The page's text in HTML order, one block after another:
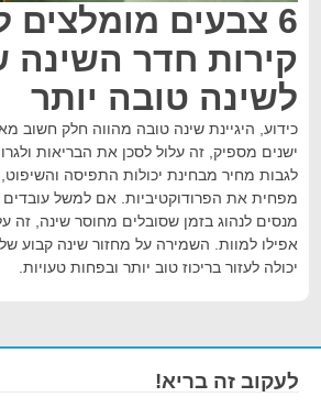
6 צבעים מומלצים
קירות חדר השינה
לשינה טובה יותר
כידוע, היגיינת שינה טובה מהווה חלק חשוב
ישנים מספיק, זה עלול לסכן את הבריאות
לגבות מחיר מבחינת יכולות התפיסה
מפחית את הפרודוקטיביות. אם למשל עובדים
מנסים לנהוג בזמן שסובלים מחוסר שינה, זה
יכולה לעזור בריכוז טוב יותר ובפחות טעויות.
לעקוב זה בריא!